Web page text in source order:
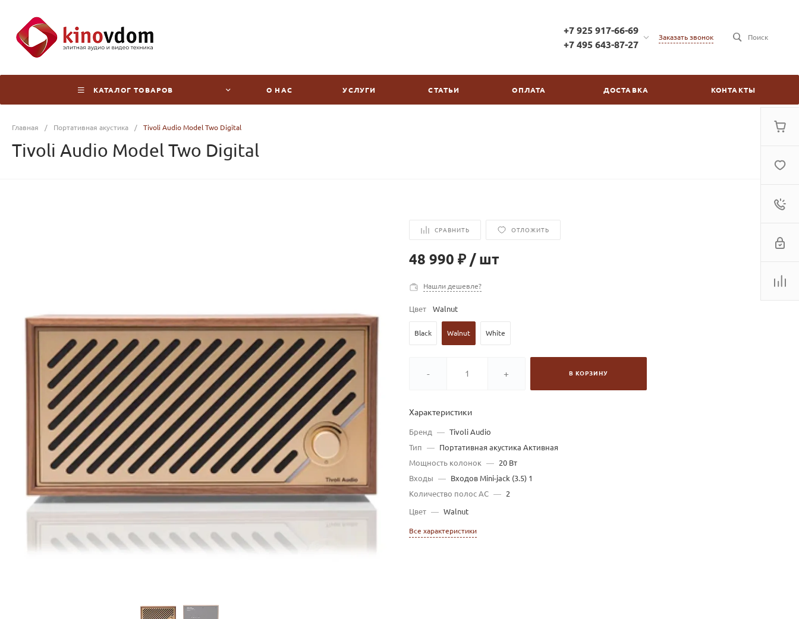
+7 925 917-66-69
+7 495 643-87-27
д.2/30
Заказать звонок Поиск
КАТАЛОГ ТОВАРОВ О НАС УСЛУГИ СТАТЬИ ОПЛАТА ДОСТАВКА КОНТАКТЫ
Главная / Портативная акустика / Tivoli Audio Model Two Digital
Tivoli Audio Model Two Digital
СРАВНИТЬ ОТЛОЖИТЬ
48 990 ₽ / шт
Нашли дешевле?
Цвет Walnut
Black Walnut White
- + В КОРЗИНУ
Характеристики
Бренд — Tivoli Audio
Тип
—
Портативная акустика Активная
Мощность колонок
—
20 Вт
Входы
—
Входов Mini-jack (3.5) 1
Количество полос AC — 2
Цвет — Walnut
Все характеристики